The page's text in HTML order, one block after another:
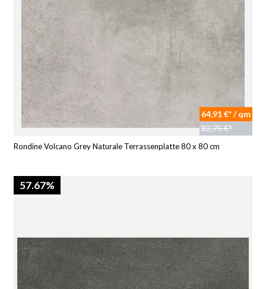
64,91 €* / qm
82,75 €*
Rondine Volcano Grey Naturale Terrassenplatte 80 x 80 cm
57.67%